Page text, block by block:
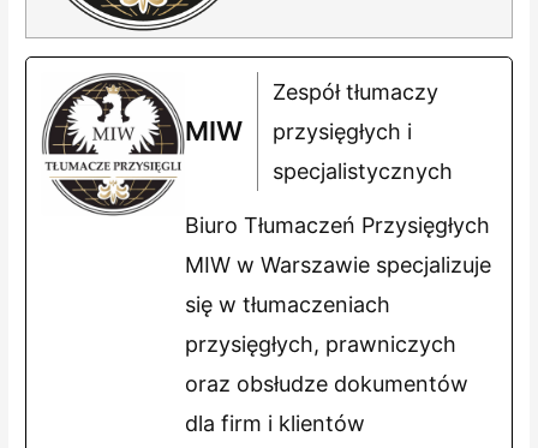
MIW
Zespół tłumaczy
przysięgłych i
specjalistycznych
Biuro Tłumaczeń Przysięgłych
MIW w Warszawie specjalizuje
się w tłumaczeniach
przysięgłych, prawniczych
oraz obsłudze dokumentów
dla firm i klientów